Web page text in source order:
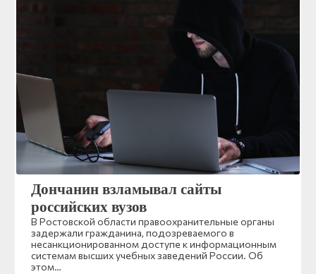
Дончанин взламывал сайты
российских вузов
В Ростовской области правоохранительные органы
задержали гражданина, подозреваемого в
несанкционированном доступе к информационным
системам высших учебных заведений России. Об
этом…